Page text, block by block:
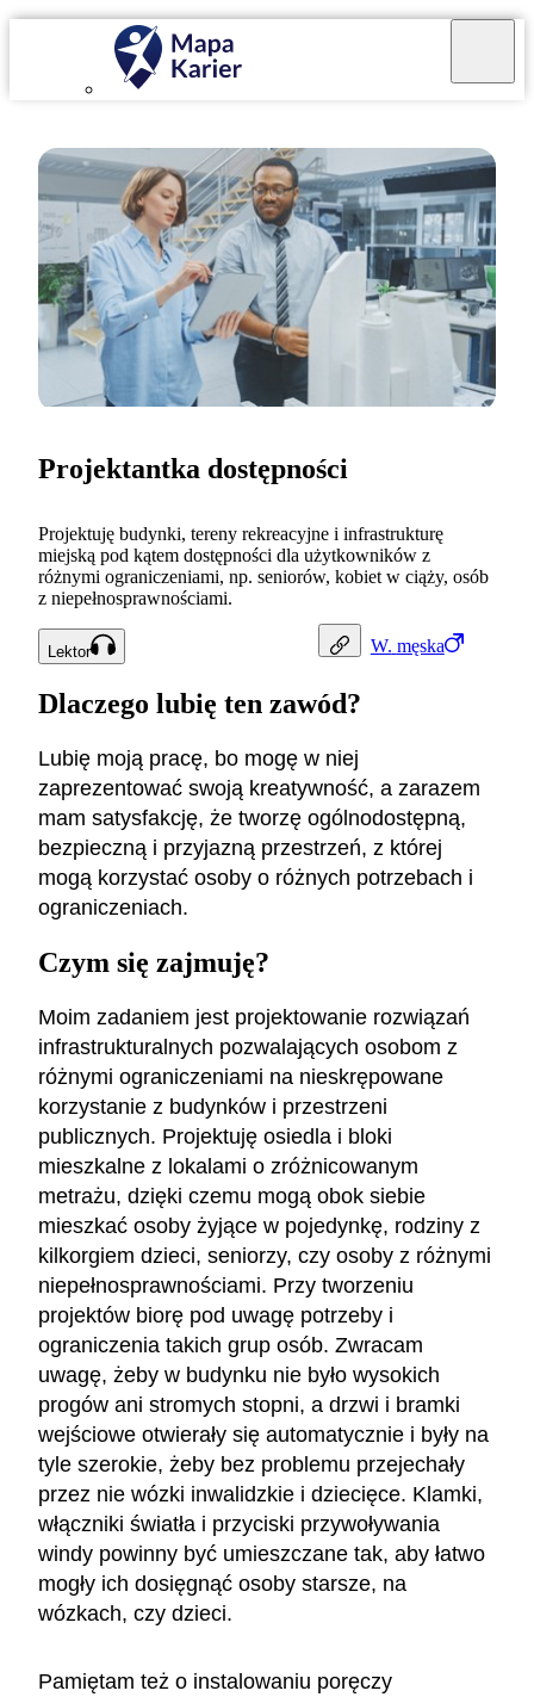
W. męska
Projektantka dostępności
Projektuję budynki, tereny rekreacyjne i infrastrukturę
miejską pod kątem dostępności dla użytkowników z
różnymi ograniczeniami, np. seniorów, kobiet w ciąży, osób
z niepełnosprawnościami.
Lektor
Dlaczego lubię ten zawód?
Lubię moją pracę, bo mogę w niej
zaprezentować swoją kreatywność, a zarazem
mam satysfakcję, że tworzę ogólnodostępną,
bezpieczną i przyjazną przestrzeń, z której
mogą korzystać osoby o różnych potrzebach i
ograniczeniach.
Czym się zajmuję?
Moim zadaniem jest projektowanie rozwiązań
infrastrukturalnych pozwalających osobom z
różnymi ograniczeniami na nieskrępowane
korzystanie z budynków i przestrzeni
publicznych. Projektuję osiedla i bloki
mieszkalne z lokalami o zróżnicowanym
metrażu, dzięki czemu mogą obok siebie
mieszkać osoby żyjące w pojedynkę, rodziny z
kilkorgiem dzieci, seniorzy, czy osoby z różnymi
niepełnosprawnościami. Przy tworzeniu
projektów biorę pod uwagę potrzeby i
ograniczenia takich grup osób. Zwracam
uwagę, żeby w budynku nie było wysokich
progów ani stromych stopni, a drzwi i bramki
wejściowe otwierały się automatycznie i były na
tyle szerokie, żeby bez problemu przejechały
przez nie wózki inwalidzkie i dziecięce. Klamki,
włączniki światła i przyciski przywoływania
windy powinny być umieszczane tak, aby łatwo
mogły ich dosięgnąć osoby starsze, na
wózkach, czy dzieci.
Pamiętam też o instalowaniu poręczy